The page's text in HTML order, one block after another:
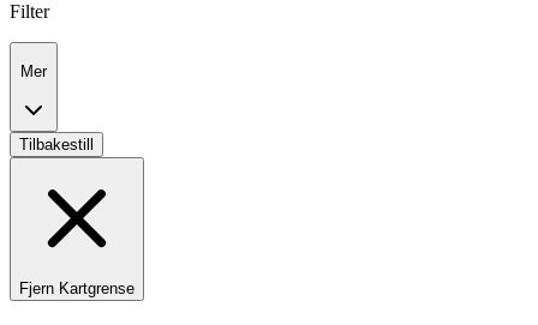
Filter
Mer
Tilbakestill
Fjern Kartgrense